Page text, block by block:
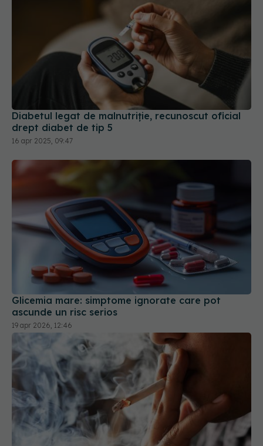
Diabetul legat de malnutriție, recunoscut oficial
drept diabet de tip 5
16 apr 2025, 09:47
Glicemia mare: simptome ignorate care pot
ascunde un risc serios
19 apr 2026, 12:46